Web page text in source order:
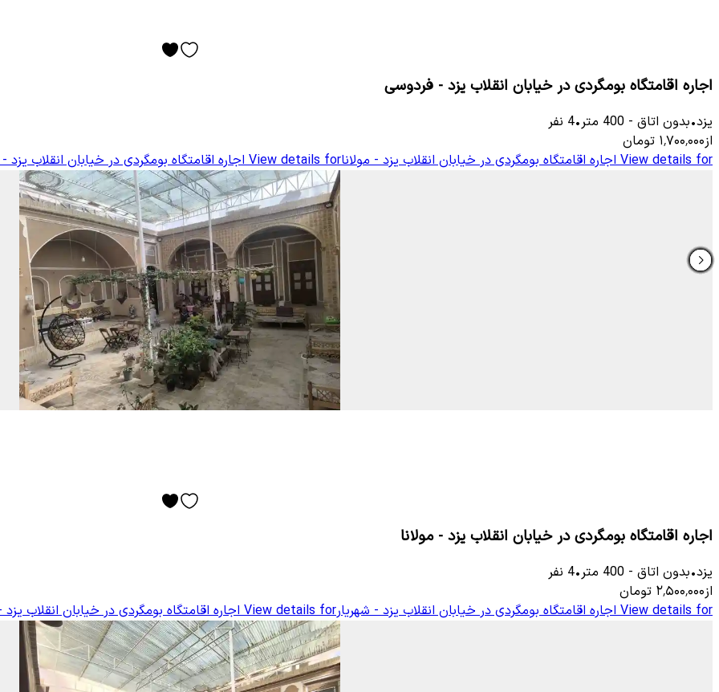
اجاره اقامتگاه بومگردی در خیابان انقلاب یزد - فردوسی
یزد•بدون اتاق -
400 متر•
4 نفر
از۱٬۷۰۰٬۰۰۰ تومان
View details for اجاره اقامتگاه بومگردی در خیابان انقلاب یزد - مولاناView details for اجاره اقامتگاه بومگردی در خیابان انقلاب یزد -
اجاره اقامتگاه بومگردی در خیابان انقلاب یزد - مولانا
یزد•بدون اتاق -
400 متر•
4 نفر
از۲٬۵۰۰٬۰۰۰ تومان
View details for اجاره اقامتگاه بومگردی در خیابان انقلاب یزد - شهریارView details for اجاره اقامتگاه بومگردی در خیابان انقلاب یزد